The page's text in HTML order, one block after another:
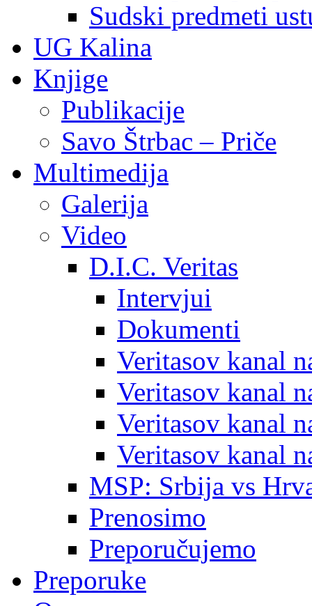
Sudski predmeti
UG Kalina
Knjige
Publikacije
Savo Štrbac – Priče
Multimedija
Galerija
Video
D.I.C. Veritas
Intervjui
Dokumenti
Veritasov kanal
Veritasov kanal
Veritasov kanal
Veritasov kanal
MSP: Srbija vs
Prenosimo
Preporučujemo
Preporuke